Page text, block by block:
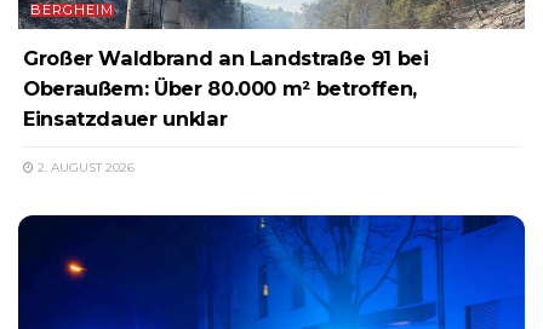
BERGHEIM
Großer Waldbrand an Landstraße 91 bei
Oberaußem: Über 80.000 m² betroffen,
Einsatzdauer unklar
2. AUGUST 2026